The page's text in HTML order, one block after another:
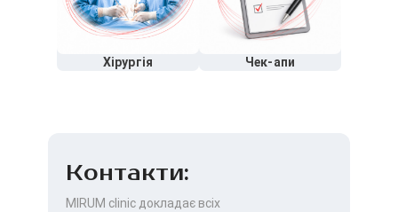
Хірургія Чек-апи
Контакти:
MIRUM clinic докладає всіх